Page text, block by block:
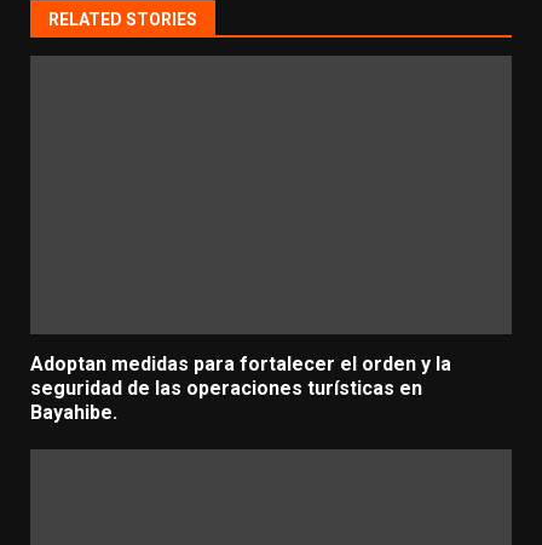
RELATED STORIES
Adoptan medidas para fortalecer el orden y la
seguridad de las operaciones turísticas en
Bayahibe.